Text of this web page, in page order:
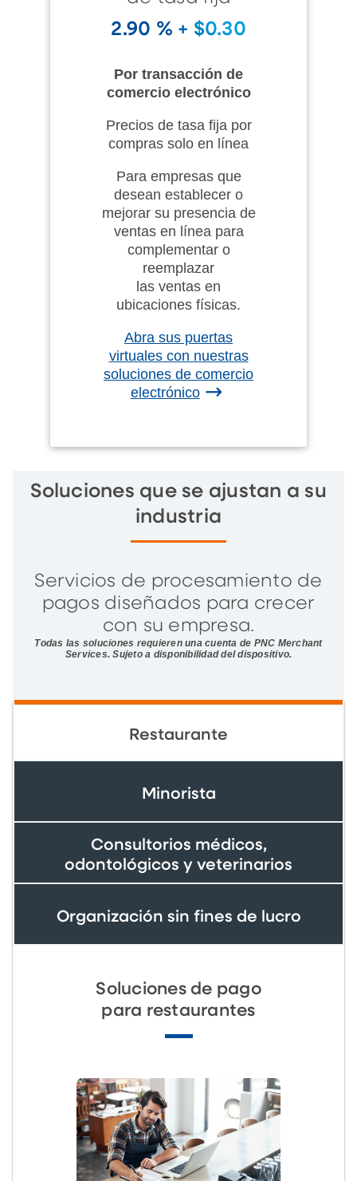
2.90 % + $0.30
Por transacción de
comercio electrónico
Precios de tasa fija por
compras solo en línea
Para empresas que
desean establecer o
mejorar su presencia de
ventas en línea para
complementar o
reemplazar
las ventas en
ubicaciones físicas.
Abra sus puertas
virtuales con nuestras
soluciones de comercio
electrónico
Soluciones que se ajustan a su
industria
Servicios de procesamiento de
pagos diseñados para crecer
con su empresa.
Todas las soluciones requieren una cuenta de PNC Merchant
Services. Sujeto a disponibilidad del dispositivo.
Restaurante
Minorista
Consultorios médicos,
odontológicos y veterinarios
Organización sin fines de lucro
Soluciones de pago
para restaurantes